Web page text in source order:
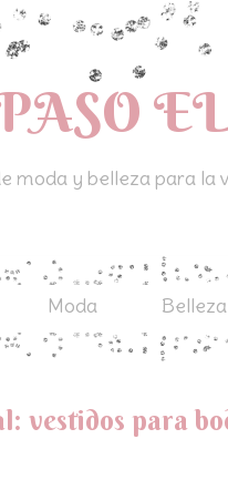
moda y belleza para la
Moda Belleza
vestidos para